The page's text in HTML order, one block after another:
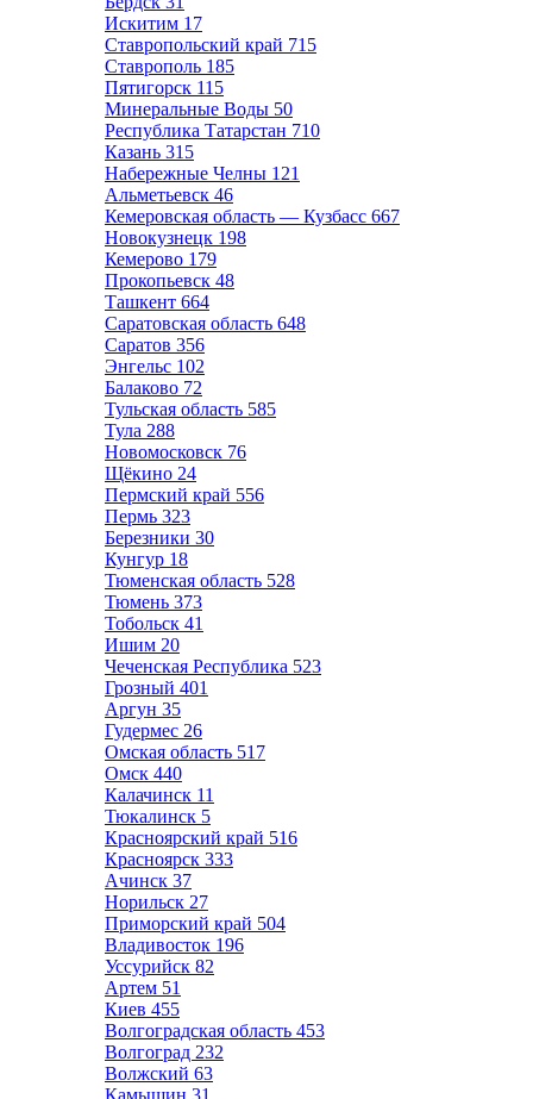
Искитим 17
Ставропольский край 715
Ставрополь 185
Пятигорск 115
Минеральные Воды 50
Республика Татарстан 710
Казань 315
Набережные Челны 121
Альметьевск 46
Кемеровская область — Кузбасс 667
Новокузнецк 198
Кемерово 179
Прокопьевск 48
Ташкент 664
Саратовская область 648
Саратов 356
Энгельс 102
Балаково 72
Тульская область 585
Тула 288
Новомосковск 76
Щёкино 24
Пермский край 556
Пермь 323
Березники 30
Кунгур 18
Тюменская область 528
Тюмень 373
Тобольск 41
Ишим 20
Чеченская Республика 523
Грозный 401
Аргун 35
Гудермес 26
Омская область 517
Омск 440
Калачинск 11
Тюкалинск 5
Красноярский край 516
Красноярск 333
Ачинск 37
Норильск 27
Приморский край 504
Владивосток 196
Уссурийск 82
Артем 51
Киев 455
Волгоградская область 453
Волгоград 232
Волжский 63
Камышин 31